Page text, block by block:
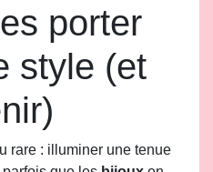
porter
style (et
rare : illuminer une tenue